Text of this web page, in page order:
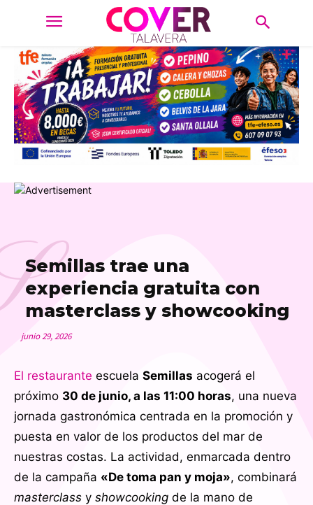
Semillas trae una
experiencia gratuita con
masterclass y showcooking
junio 29, 2026
El restaurante escuela Semillas acogerá el
próximo 30 de junio, a las 11:00 horas, una nueva
jornada gastronómica centrada en la promoción y
puesta en valor de los productos del mar de
nuestras costas. La actividad, enmarcada dentro
de la campaña «De toma pan y moja», combinará
masterclass y showcooking de la mano de